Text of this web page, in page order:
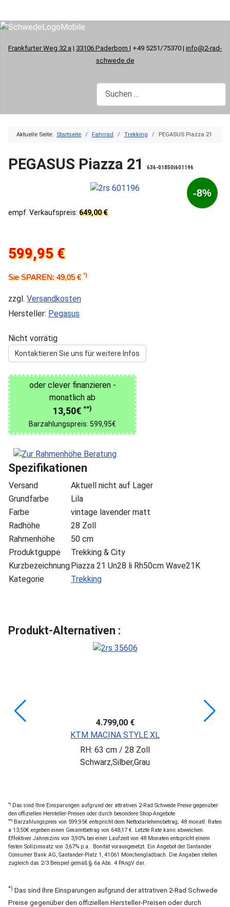
Frankfurter Weg 32 a | 33106 Paderborn | +49 5251/75370 | info@2-rad-
schwede.de
Aktuelle Seite: Startseite Fahrrad Trekking PEGASUS Piazza 21
PEGASUS Piazza 21 636-01850|601196
-8%
empf. Verkaufspreis: 649,00 €
599,95 €
Sie SPAREN: 49,05 €*)
zzgl. Versandkosten
Hersteller: Pegasus
Nicht vorrätig
Kontaktieren Sie uns für weitere Infos
oder clever finanzieren -
monatlich ab
13,50€ **)
Barzahlungspreis: 599,95€
Spezifikationen
Versand
Aktuell nicht auf Lager
Grundfarbe
Lila
Farbe
vintage lavender matt
Radhöhe
28 Zoll
Rahmenhöhe
50 cm
Produktguppe
Trekking & City
KurzbezeichnungPiazza 21 Un28 li Rh50cm Wave21K
Kategorie
Trekking
Produkt-Alternativen :
4.799,00 €
KTM MACINA STYLE XL
RH: 63 cm / 28 Zoll
Schwarz,Silber,Grau
*) Das sind Ihre Einsparungen aufgrund der attrativen 2-Rad Schwede Preise gegenüber
den offiziellen Hersteller-Preisen oder durch besondere Shop-Angebote
**) Barzahlungspreis von 599,95€ entspricht dem Nettodarlehensbetrag; 48 monatl. Raten
a 13,50€ ergeben einen Gesamtbetrag von 648,17 €. Letzte Rate kann abweichen.
Effektiver Jahreszins von 3,90% bei einer Laufzeit von 48 Monaten entspricht einem
festen Sollzinssatz von 3,67% p.a.. Bonität vorausgesetzt. Ein Angebot der Santander
Consumer Bank AG, Santander-Platz 1, 41061 Mönchengladbach. Die Angaben stellen
zugleich das 2/3 Beispiel gemäß § 6a Abs. 4 PAngV dar.
*) Das sind Ihre Einsparungen aufgrund der attrativen 2-Rad Schwede
Preise gegenüber den offiziellen Hersteller-Preisen oder durch